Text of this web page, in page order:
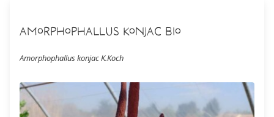
Amorphophallus konjac Bio
Amorphophallus konjac K.Koch